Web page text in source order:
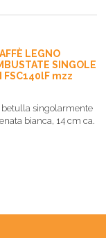
LEGNO
SINGOLE
FSC140lF mzz
betulla singolarmente
bianca, 14 cm ca.